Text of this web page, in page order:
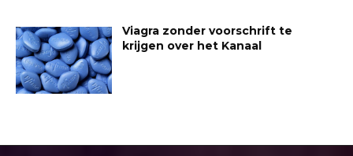
Viagra zonder voorschrift te
krijgen over het Kanaal